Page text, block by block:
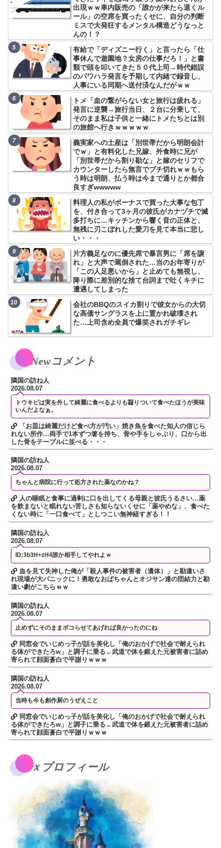
出現ｗｗ車内販売の「誰かが来たら退くル
ール」の空席を買ったくせに、自分の判断
ミスで大発狂するメンタル構造どうなっと
んの！？
有給で「ディズニー行く」と言ったら「仕
事休んで遊園地？女房の仕事だろ！」と書
類で頭を叩いてきた５０代上司→時代錯誤
のパワハラ発言を予期して内緒で録音し、
人事にいる同期へ送付済なんだがｗｗ
トメ「血の繋がらない女と旅行は疲れる」
発言に逆襲→旅行当日、２台に分乗して、
そのまま私は子供と一緒にトメたちとは別
の旅館へ行きｗｗｗｗｗ
義実家への土産は「別世帯だから明朗会計
でｗ」と有料化した兄嫁、外食時に兄が
「別世帯だから割り勘な」と嫁のセリフで
カウンターしたら無言でブチ切れｗｗもら
う時は明朗、払う時は今まで通りとか都合
良すぎwwwww
料理人の私がボーナスで買った大事な包丁
を、付き合って3ヶ月の彼氏がカナヅチで滅
多打ちに…キッチンから響く音の正体と、
無残に刃こぼれした愛刀を見て本当に悲し
い・・・
片方義足なのに優先席で暴言男に「席を譲
れ」と大声で罵倒された…当のお年寄りが
「この人足悪いから」と止めても無視し、
降り際に差別的な捨て台詞まで吐くキチに
遭遇してしまった
会社のBBQのスイカ割りで彼女からの大切
な高価サングラスを上に置かれ破壊され
た…上司含め全員で爆笑されガチギレ
Newコメント
隣国の訪ね人
2026.08.07
トウキビは実を外して綺麗に食べるよりも齧りついて食べたほうが美味
いんだよなぁ。
「お皿は綺麗だけど食べ方が汚い」焼き魚を食べた知人の信じら
れない所作…両手で1本ずつ箸を持ち、骨や手をしゃぶり、口から出
した骨をテーブルに並べる・・・
隣国の訪ね人
2026.08.07
ちゃんと病院に行って処方された薬なのかね？
人の睡眠と食事に過剰に口を出してくる母親と彼氏うるさい…薬
を飲まないと眠れない苦しさも知らないくせに「薬やめな」、食べた
くない時に「一口食べて」としつこい無神経すぎる！！
隣国の訪ね人
2026.08.07
ID:3b3H+zH4誰か相手してやれよｗ
血を見て失神した俺が「殺人事件の被害者（遺体）」と勘違いさ
れ現場が大パニックに！勇敢なおばちゃんとオジサン達の団結力と勘
違い劇がこちらｗｗ
隣国の訪ね人
2026.08.07
止めずにそのままボコらせてあげれば良かったのにね
同窓会でいじめっ子が話を美化し「俺のおかげで社会で耐えられ
る体ができたろw」と調子に乗る←武道で体を鍛えた元被害者に詰め
寄られて顔面蒼白で平謝りｗｗｗ
隣国の訪ね人
2026.08.07
当時も今も創作厨のうぜえこと
同窓会でいじめっ子が話を美化し「俺のおかげで社会で耐えられ
る体ができたろw」と調子に乗る←武道で体を鍛えた元被害者に詰め
寄られて顔面蒼白で平謝りｗｗｗ
ｘプロフィール